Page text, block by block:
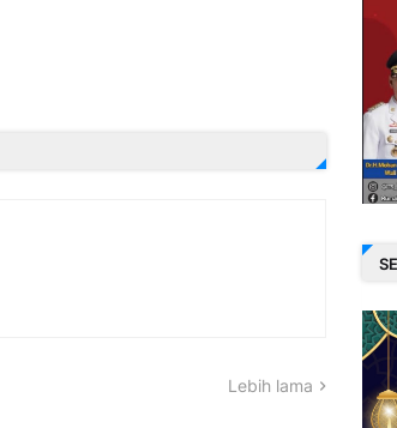
Lebih lama